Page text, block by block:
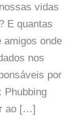
vidas
E quantas
amigos onde
nos
por
Phubbing
ao […]